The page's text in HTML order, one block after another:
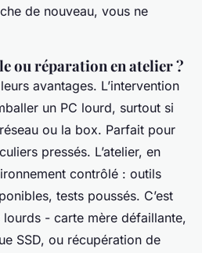
de nouveau, vous ne
ou réparation en atelier ?
avantages. L’intervention
un PC lourd, surtout si
ou la box. Parfait pour
pressés. L’atelier, en
contrôlé : outils
tests poussés. C’est
lourds - carte mère défaillante,
SSD, ou récupération de